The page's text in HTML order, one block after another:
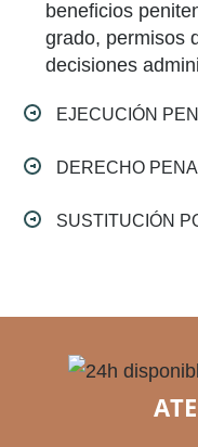
beneficios
grado, permisos
decisiones
EJECUCIÓN
DERECHO
SUSTITUCIÓN